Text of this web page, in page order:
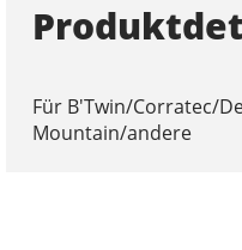
Für B'Twin/Corratec/
Mountain/andere